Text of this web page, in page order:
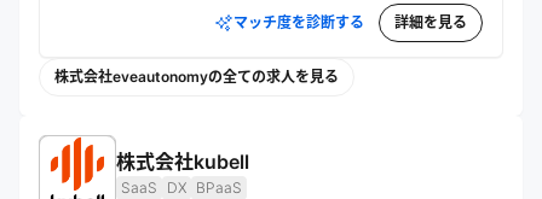
マッチ度を診断する 詳細を見る
株式会社eveautonomyの全ての求人を見る
株式会社kubell
SaaS DX BPaaS